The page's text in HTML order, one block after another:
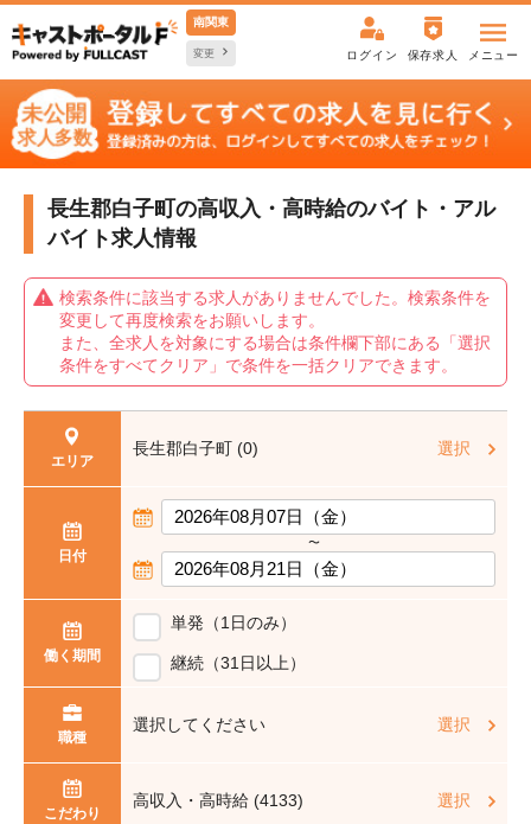
南関東
変更 ログイン 保存求人 メニュー
長生郡白子町の高収入・高時給のバイト・アル
バイト求人情報
検索条件に該当する求人がありませんでした。検索条件を
変更して再度検索をお願いします。
また、全求人を対象にする場合は条件欄下部にある「選択
条件をすべてクリア」で条件を一括クリアできます。
エリア
長生郡白子町 (0) 選択
日付
〜
働く期間
単発（1日のみ）
継続（31日以上）
職種
選択してください 選択
こだわり
高収入・高時給 (4133) 選択